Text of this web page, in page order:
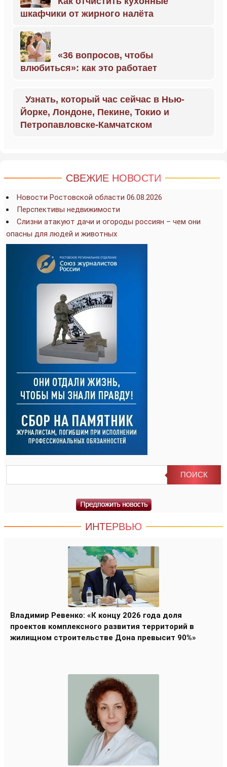
шкафчики от жирного налёта
«36 вопросов, чтобы
влюбиться»: как это работает
Узнать, который час сейчас в Нью-
Йорке, Лондоне, Пекине, Токио и
Петропавловске-Камчатском
СВЕЖИЕ НОВОСТИ
Новости Ростовской области 06.08.2026
Перспективы недвижимости
Слизни атакуют дачи и огороды россиян – чем они
опасны для людей и животных
ИНТЕРВЬЮ
Владимир Ревенко: «К концу 2026 года доля
проектов комплексного развития территорий в
жилищном строительстве Дона превысит 90%»